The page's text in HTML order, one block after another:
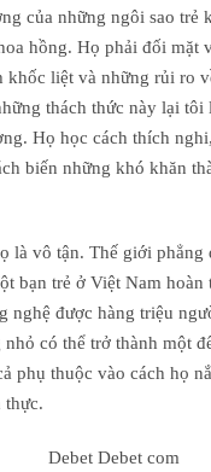
của những ngôi sao trẻ
hồng. Họ phải đối mặt
khốc liệt và những rủi ro
thách thức này lại tôi
Họ học cách thích
biến những khó khăn
là vô tận. Thế giới phẳng
bạn trẻ ở Việt Nam hoàn
nghệ được hàng triệu
có thể trở thành một
phụ thuộc vào cách họ
thực.